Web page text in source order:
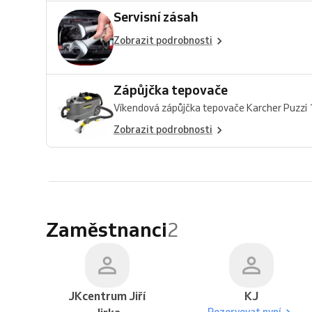
Servisní zásah
Zobrazit podrobnosti
Zápůjčka tepovače
Víkendová zápůjčka tepovače Karcher Puzzi
Zobrazit podrobnosti
Zaměstnanci2
JKcentrum Jiří
KJ